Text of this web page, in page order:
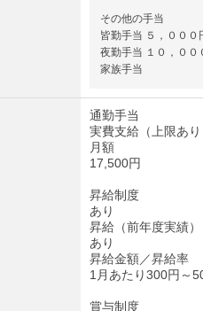
その他の手当
皆勤手当 ５，０００
夜勤手当 １０，００
家族手当
通勤手当
実費支給（上限あり
月額
17,500円
昇給制度
あり
昇給（前年度実績）
あり
昇給金額／昇給率
1月あたり300円～
賞与制度